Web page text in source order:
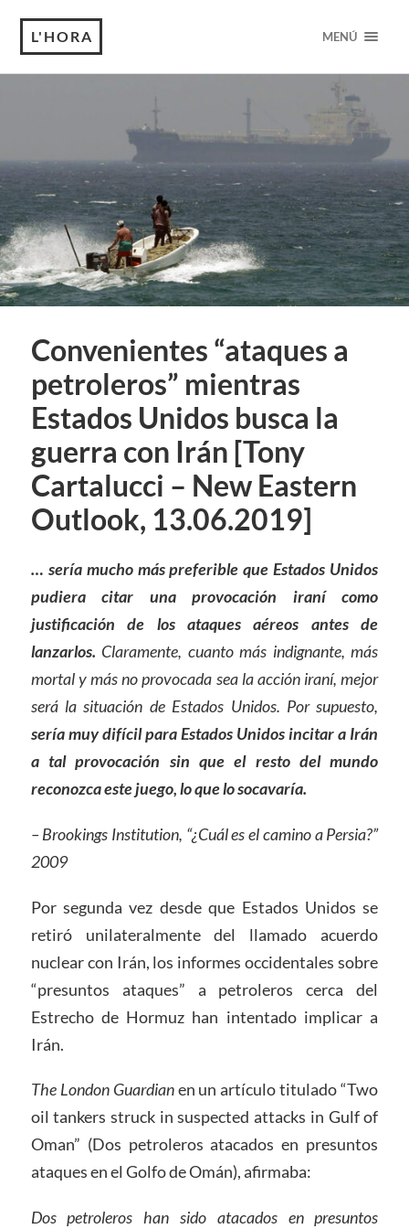
L'HORA MENÚ
Convenientes “ataques a
petroleros” mientras
Estados Unidos busca la
guerra con Irán [Tony
Cartalucci – New Eastern
Outlook, 13.06.2019]
… sería mucho más preferible que Estados Unidos
pudiera citar una provocación iraní como
justificación de los ataques aéreos antes de
lanzarlos. Claramente, cuanto más indignante, más
mortal y más no provocada sea la acción iraní, mejor
será la situación de Estados Unidos. Por supuesto,
sería muy difícil para Estados Unidos incitar a Irán
a tal provocación sin que el resto del mundo
reconozca este juego, lo que lo socavaría.
– Brookings Institution, “¿Cuál es el camino a Persia?”
2009
Por segunda vez desde que Estados Unidos se
retiró unilateralmente del llamado acuerdo
nuclear con Irán, los informes occidentales sobre
“presuntos ataques” a petroleros cerca del
Estrecho de Hormuz han intentado implicar a
Irán.
The London Guardianen un artículo titulado “Two
oil tankers struck in suspected attacks in Gulf of
Oman” (Dos petroleros atacados en presuntos
ataques en el Golfo de Omán), afirmaba:
Dos petroleros han sido atacados en presuntos